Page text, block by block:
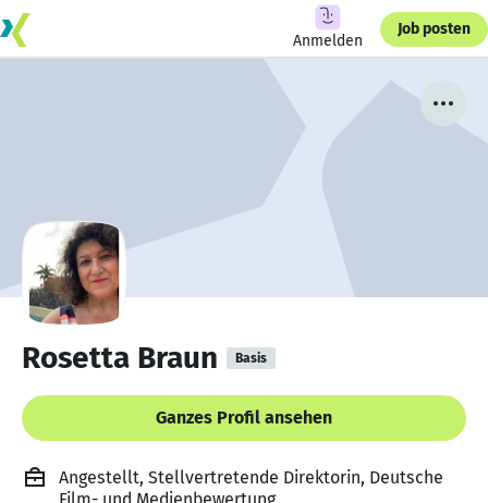
Anmelden
Job posten
Rosetta Braun Basis
Ganzes Profil ansehen
Angestellt, Stellvertretende Direktorin, Deutsche
Film- und Medienbewertung